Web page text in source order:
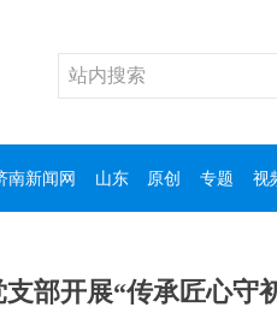
南新闻网 山东 原创 专题 视
部开展“传承匠心守